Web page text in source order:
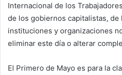
Internacional de los
de los gobiernos capitalistas,
instituciones y organizaciones
eliminar este día o alterar
El Primero de Mayo es para la